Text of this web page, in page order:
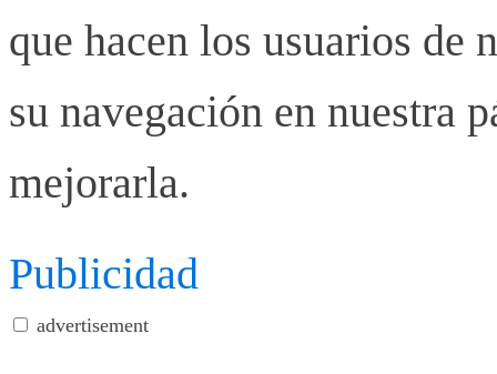
que hacen los usuarios de
su navegación en nuestra
mejorarla.
Publicidad
advertisement